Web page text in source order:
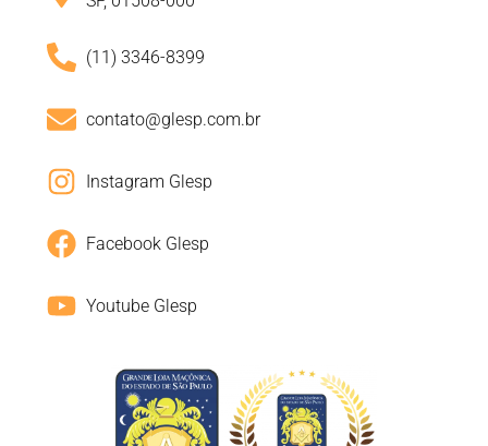
(11) 3346-8399
contato@glesp.com.br
Instagram Glesp
Facebook Glesp
Youtube Glesp